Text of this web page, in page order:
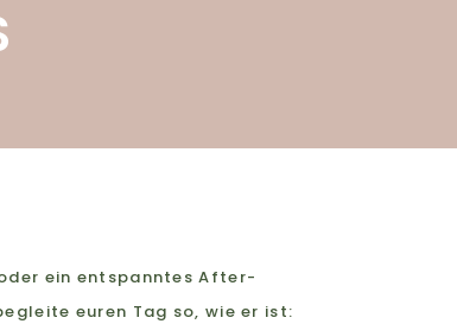
ein entspanntes After-
euren Tag so, wie er ist: